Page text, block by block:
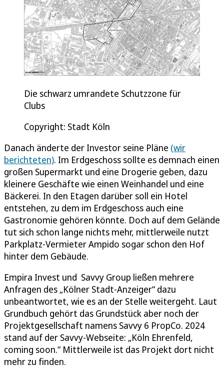
Die schwarz umrandete Schutzzone für
Clubs
Copyright: Stadt Köln
Danach änderte der Investor seine Pläne (wir
berichteten). Im Erdgeschoss sollte es demnach einen
großen Supermarkt und eine Drogerie geben, dazu
kleinere Geschäfte wie einen Weinhandel und eine
Bäckerei. In den Etagen darüber soll ein Hotel
entstehen, zu dem im Erdgeschoss auch eine
Gastronomie gehören könnte. Doch auf dem Gelände
tut sich schon lange nichts mehr, mittlerweile nutzt
Parkplatz-Vermieter Ampido sogar schon den Hof
hinter dem Gebäude.
Empira Invest und Savvy Group ließen mehrere
Anfragen des „Kölner Stadt-Anzeiger“ dazu
unbeantwortet, wie es an der Stelle weitergeht. Laut
Grundbuch gehört das Grundstück aber noch der
Projektgesellschaft namens Savvy 6 PropCo. 2024
stand auf der Savvy-Webseite: „Köln Ehrenfeld,
coming soon.“ Mittlerweile ist das Projekt dort nicht
mehr zu finden.